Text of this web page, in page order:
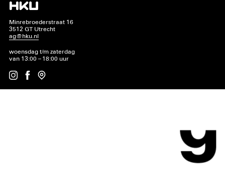
Minrebroederstraat 16
3512 GT Utrecht
ag@hku.nl
woensdag t/m zaterdag
van 13:00 – 18:00 uur